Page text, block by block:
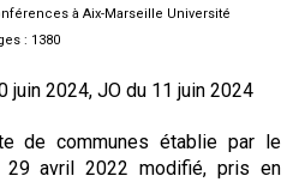
à Aix-Marseille Université
: 1380
juin 2024, JO du 11 juin 2024
de communes établie par le
29 avril 2022 modifié, pris en